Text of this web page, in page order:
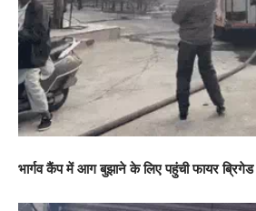
भार्गव कैंप में आग बुझाने के लिए पहुंची फायर ब्रिगेड